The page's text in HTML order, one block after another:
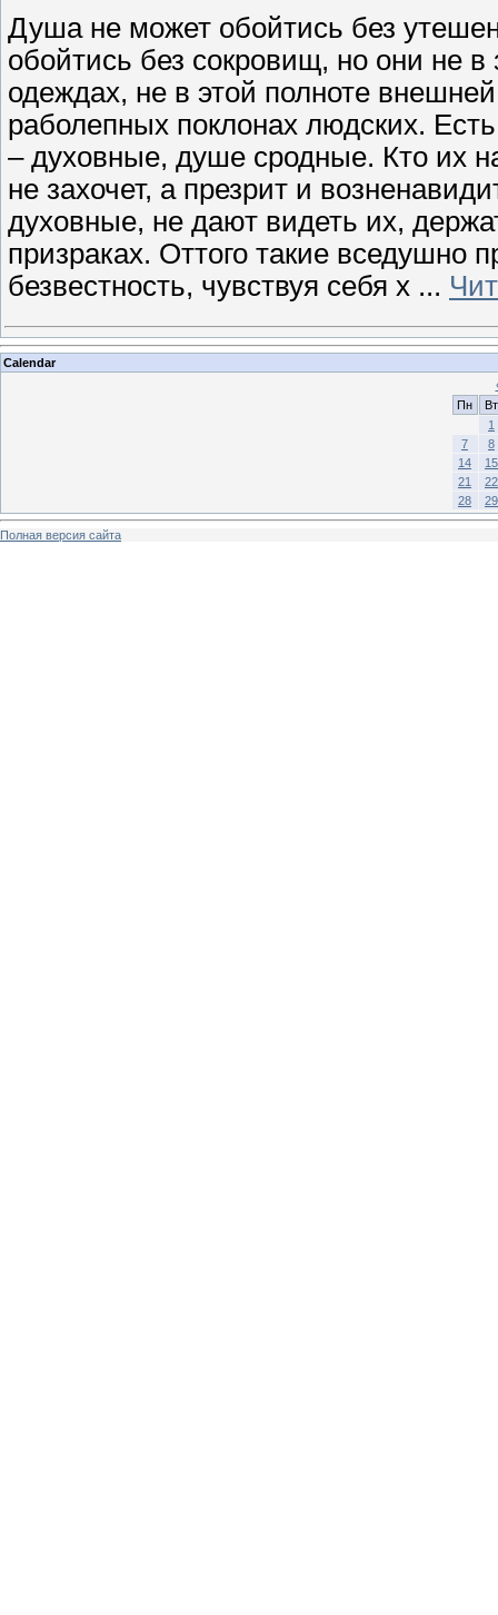
Душа не может обойтись без
обойтись без сокровищ, но они не
одеждах, не в этой полноте
раболепных поклонах людских.
– духовные, душе сродные. Кто их
не захочет, а презрит и
духовные, не дают видеть их,
призраках. Оттого такие вседушно
безвестность, чувствуя себя х ...
Calendar
Пн
Вт
1
7
8
14
15
21
22
28
29
Полная версия сайта